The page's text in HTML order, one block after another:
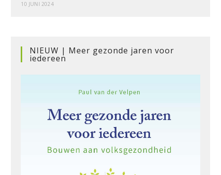
10 JUNI 2024
NIEUW | Meer gezonde jaren voor
iedereen